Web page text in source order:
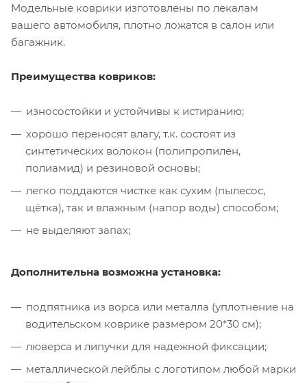
Модельные коврики изготовлены по лекалам
вашего автомобиля, плотно ложатся в салон или
багажник.
Преимущества ковриков:
износостойки и устойчивы к истиранию;
хорошо переносят влагу, т.к. состоят из
синтетических волокон (полипропилен,
полиамид) и резиновой основы;
легко поддаются чистке как сухим (пылесос,
щётка), так и влажным (напор воды) способом;
не выделяют запах;
Дополнительна возможна установка:
подпятника из ворса или металла (уплотнение на
водительском коврике размером 20*30 см);
люверса и липучки для надежной фиксации;
металлической лейблы с логотипом любой марки